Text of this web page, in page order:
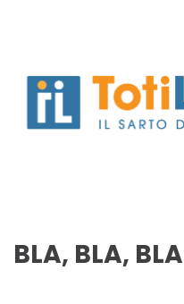
BLA, BLA,